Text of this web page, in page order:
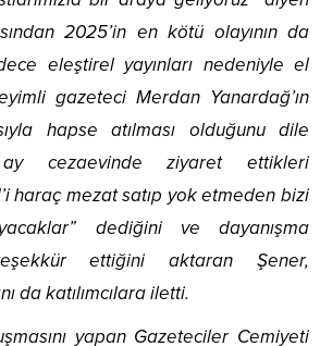
2025’in en kötü olayının da
eleştirel yayınları nedeniyle el
gazeteci Merdan Yanardağ’ın
hapse atılması olduğunu dile
cezaevinde ziyaret ettikleri
haraç mezat satıp yok etmeden bizi
dediğini ve dayanışma
ettiğini aktaran Şener,
da katılımcılara iletti.
yapan Gazeteciler Cemiyeti